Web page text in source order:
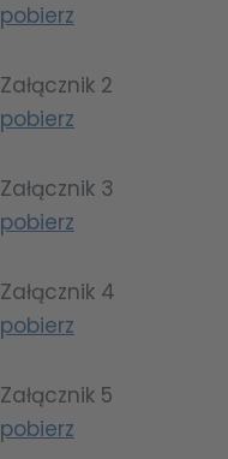
pobierz
Załącznik 2
pobierz
Załącznik 3
pobierz
Załącznik 4
pobierz
Załącznik 5
pobierz